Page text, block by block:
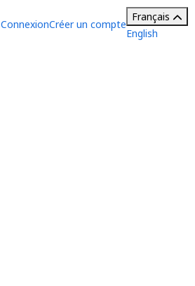
ConnexionCréer un compte
Français
English